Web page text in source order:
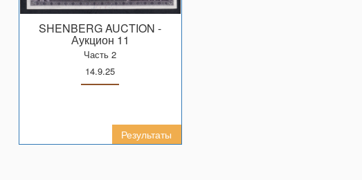
SHENBERG AUCTION -
Аукцион 11
Часть 2
14.9.25
Результаты